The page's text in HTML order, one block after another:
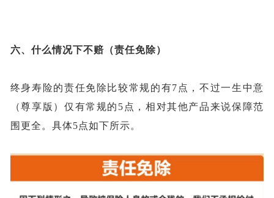
六、 什么情况下不赔（责任免除）
终身寿险的责任免除比较常规的有7点，不过一生中意
（尊享版）仅有常规的5点，相对其他产品来说保障范
围更全。具体5点如下所示。